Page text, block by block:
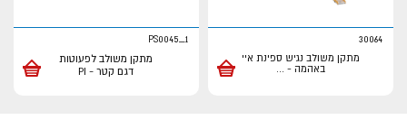
30064
מתקן משולב נגיש ספינת איי
באהמה - ...
PS0045_1
מתקן משולב לפעוטות
דגם קטר - PI